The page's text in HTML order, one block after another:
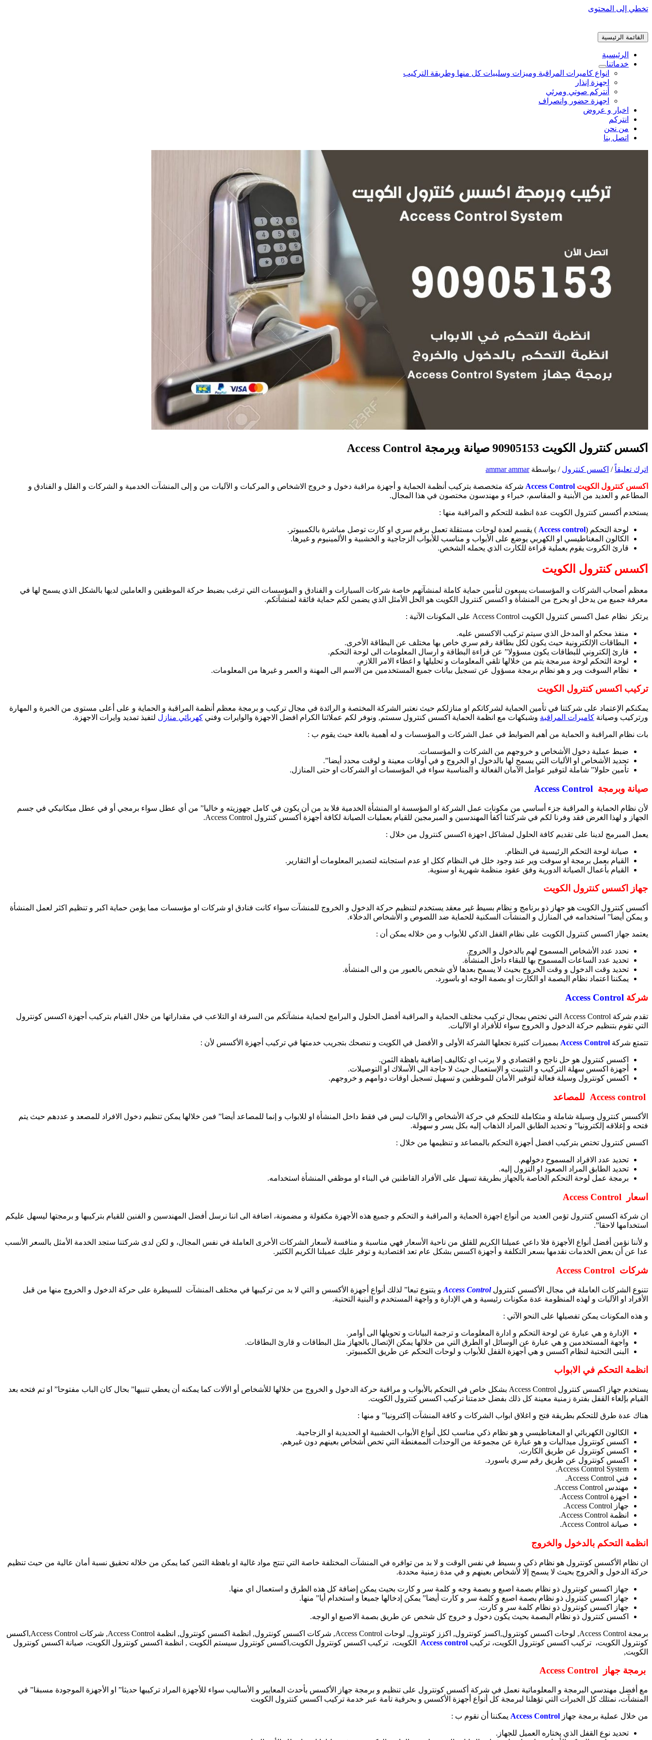
تخطي إلى المحتوى
القائمة الرئيسية
الرئيسية
خدماتنا
انواع كاميرات المراقبة وميزات وسلبيات كل منها وطريقة التركيب
اجهزة إنذار
أنتركم صوتي ومرئي
اجهزة حضور وانصراف
اخبار و عروض
انتركم
من نحن
اتصل بنا
اكسس كنترول الكويت 90905153 صيانة وبرمجة Access Control
اترك تعليقاً / اكسس كنترول / بواسطة ammar ammar
اكسس كنترول الكويت Access Control شركة متخصصة بتركيب أنظمة الحماية و أجهزة مراقبة دخول و خروج الاشخاص و المركبات و الآليات من و إلى المنشآت الخدمية و الشركات و الفلل و الفنادق و
المطاعم و العديد من الأبنية و المقاسم، خبراء و مهندسون مختصون في هذا المجال.
يستخدم أكسس كنترول الكويت عدة انظمة للتحكم و المراقبة منها :
لوحة التحكم (Access control ) يقسم لعدة لوحات مستقلة تعمل برقم سري او كارت توصل مباشرة بالكمبيوتر.
الكالون المغناطيسي او الكهربي يوضع على الأبواب و مناسب للأبواب الزجاجية و الخشبية و الألمينيوم و غيرها.
قارئ الكروت يقوم بعملية قراءة للكارت الذي يحمله الشخص.
اكسس كنترول الكويت
معظم أصحاب الشركات و المؤسسات يسعون لتأمين حماية كاملة لمنشآتهم خاصة شركات السيارات و الفنادق و المؤسسات التي ترغب بضبط حركة الموظفين و العاملين لديها بالشكل الذي يسمح لها في
معرفة جميع من يدخل او يخرج من المنشأة و اكسس كنترول الكويت هو الحل الأمثل الذي يضمن لكم حماية فائقة لمنشآتكم.
يرتكز نظام عمل اكسس كنترول الكويت Access Control على المكونات الآتية :
منفذ محكم او المدخل الذي سيتم تركيب الاكسس عليه.
البطاقات الإلكترونية حيث يكون لكل بطاقة رقم سري خاص بها مختلف عن البطاقة الأخرى.
قارئ إلكتروني للبطاقات يكون مسؤولا” عن قراءة البطاقة و ارسال المعلومات الى لوحة التحكم.
لوحة التحكم لوحة مبرمجة يتم من خلالها تلقي المعلومات و تحليلها و اعطاء الامر اللازم.
نظام السوفت وير و هو نظام برمجة مسؤول عن تسجيل بيانات جميع المستخدمين من الاسم الى المهنة و العمر و غيرها من المعلومات.
تركيب اكسس كنترول الكويت
يمكنكم الإعتماد على شركتنا في تأمين الحماية لشركاتكم او منازلكم حيث نعتبر الشركة المختصة و الرائدة في مجال تركيب و برمجة معظم أنظمة المراقبة و الحماية و على أعلى مستوى من الخبرة و المهارة
ورتركيب وصيانة كاميرات المراقبة وشبكهات مع انظمة الحماية اكسس كنترول سستم, ونوفر لكم عملائنا الكرام افضل الاجهزة والوايرات وفني كهربائي منازل لتفيذ تمديد وايرات الاجهزة.
بات نظام المراقبة و الحماية من أهم الضوابط في عمل الشركات و المؤسسات و له أهمية بالغة حيث يقوم ب :
ضبط عملية دخول الأشخاص و خروجهم من الشركات و المؤسسات.
تحديد الأشخاص او الأليات التي يسمح لها بالدخول او الخروج و في أوقات معينة و لوقت محدد أيضا”.
تأمين حلولا” شاملة لتوفير عوامل الآمان الفعالة و المناسبة سواء في المؤسسات او الشركات او حتى المنازل.
صيانة وبرمجة Access Control
لأن نظام الحماية و المراقبة جزء أساسي من مكونات عمل الشركة او المؤسسة او المنشأة الخدمية فلا بد من أن يكون في كامل جهوزيته و خاليا” من أي عطل سواء برمجي أو في عطل ميكانيكي في جسم
الجهاز و لهذا الغرض فقد وفرنا لكم في شركتنا أكفأ المهندسين و المبرمجين للقيام بعمليات الصيانة لكافة أجهزة أكسس كنترول Access Control.
يعمل المبرمج لدينا على تقديم كافة الحلول لمشاكل اجهزة اكسس كنترول من خلال :
صيانة لوحة التحكم الرئيسية في النظام.
القيام بعمل برمجة او سوفت وير عند وجود خلل في النظام ككل او عدم استجابته لتصدير المعلومات أو التقارير.
القيام بأعمال الصيانة الدورية وفق عقود منظمة شهرية او سنوية.
جهاز اكسس كنترول الكويت
أكسس كنترول الكويت هو جهاز ذو برنامج و نظام بسيط غير معقد يستخدم لتنظيم حركة الدخول و الخروج للمنشآت سواء كانت فنادق او شركات او مؤسسات مما يؤمن حماية اكبر و تنظيم اكثر لعمل المنشأة
و يمكن أيضا” استخدامه في المنازل و المنشآت السكنية للحماية ضد اللصوص و الأشخاص الدخلاء.
يعتمد جهاز اكسس كنترول الكويت على نظام القفل الذكي للأبواب و من خلاله يمكن أن :
نحدد عدد الأشخاص المسموح لهم بالدخول و الخروج.
تحديد عدد الساعات المسموح بها للبقاء داخل المنشأة.
تحديد وقت الدخول و وقت الخروج بحيث لا يسمح بعدها لأي شخص بالعبور من و الى المنشأة.
يمكننا اعتماد نظام البصمة او الكارت او بصمة الوجه او باسورد.
شركة Access Control
تقدم شركة Access Control التي تختص بمجال تركيب مختلف الحماية و المراقبة أفضل الحلول و البرامج لحماية منشآتكم من السرقة او التلاعب في مقداراتها من خلال القيام بتركيب أجهزة اكسس كونترول
التي تقوم بتنظيم حركة الدخول و الخروج سواء للأفراد او الآليات.
تتمتع شركة Access Control بمميزات كثيرة تجعلها الشركة الأولى و الأفضل في الكويت و ننصحك بتجريب خدمتها في تركيب أجهزة الأكسس لأن :
اكسس كنترول هو حل ناجح و اقتصادي و لا يرتب اي تكاليف إضافية باهظة الثمن.
أجهزة اكسس سهلة التركيب و التثبيت و الإستعمال حيث لا حاجة الى الأسلاك او التوصيلات.
اكسس كونترول وسيلة فعالة لتوفير الأمان للموظفين و تسهيل تسجيل اوقات دوامهم و خروجهم.
الأكسس كنترول وسيلة شاملة و متكاملة للتحكم في حركة الأشخاص و الآليات ليس في فقط داخل المنشأة او للابواب و إنما للمصاعد أيضا” فمن خلالها يمكن تنظيم دخول الافراد للمصعد و عددهم حيث يتم
فتحه و إغلاقه إلكترونيا” و تحديد الطابق المراد الذهاب إليه بكل يسر و سهولة.
اكسس كنترول تختص بتركيب افضل أجهزة التحكم بالمصاعد و تنظيمها من خلال :
تحديد عدد الافراد المسموح دخولهم.
تحديد الطابق المراد الصعود او النزول إليه.
برمجة عمل لوحة التحكم الخاصة بالجهاز بطريقة تسهل على الأفراد القاطنين في البناء او موظفي المنشأة استخدامه.
اسعار Access Control
ان شركة اكسس كنترول تؤمن العديد من أنواع اجهزة الحماية و المراقبة و التحكم و جميع هذه الأجهزة مكفولة و مضمونة، اضافة الى اننا نرسل أفضل المهندسين و الفنين للقيام بتركيبها و برمجتها ليسهل عليكم
استخدامها لاحقا”.
و لأننا نؤمن أفضل أنواع الأجهزة فلا داعي عميلنا الكريم للقلق من ناحية الأسعار فهي مناسبة و منافسة لأسعار الشركات الأخرى العاملة في نفس المجال، و لكن لدى شركتنا ستجد الخدمة الأمثل بالسعر الأنسب
عدا عن أن بعض الخدمات نقدمها بسعر التكلفة و أجهزة اكسس بشكل عام تعد اقتصادية و توفر عليك عميلنا الكريم الكثير.
شركات Access Control
تتنوع الشركات العاملة في مجال الأكسس كنترولAccess Control و يتنوع تبعا” لذلك أنواع أجهزة الأكسس و التي لا بد من تركيبها في مختلف المنشآت للسيطرة على حركة الدخول و الخروج منها من قبل
الأفراد او الآليات و لهذه المنظومة عدة مكونات رئيسية و هي الإدارة و واجهة المستخدم و البنية التحتية.
و هذه المكونات يمكن تفصيلها على النحو الآتي :
الإدارة و هي عبارة عن لوحة التحكم و ادارة المعلومات و ترجمة البيانات و تحويلها الى أوامر.
واجهة المستخدمين و هي عبارة عن الوسائل او الطرق التي من خلالها يمكن الإتصال بالجهاز مثل البطاقات و قارئ البطاقات.
البنى التحتية لنظام اكسس و هي أجهزة القفل للأبواب و لوحات التحكم عن طريق الكمبيوتر.
انظمة التحكم في الابواب
يستخدم جهاز اكسس كنترول Access Control بشكل خاص في التحكم بالأبواب و مراقبة حركة الدخول و الخروج من خلالها للأشخاص أو الألات كما يمكنه أن يعطي تنبيها” بحال كان الباب مفتوحا” او تم فتحه بعد
القيام بإلغاء القفل بفترة زمنية معينة كل ذلك بفضل خدمتنا تركيب اكسس كنترول الكويت.
هناك عدة طرق للتحكم بطريقة فتح و اغلاق ابواب الشركات و كافة المنشآت إاكترونيا” و منها :
الكالون الكهربائي او المغناطيسي و هو نظام ذكي مناسب لكل أنواع الأبواب الخشبية او الحديدية او الزجاجية.
اكسس كونترول ميداليات و هو عبارة عن مجموعة من الوحدات الممغنطة التي تخص أشخاص بعينهم دون غيرهم.
اكسس كونترول عن طريق الكارت.
اكسس كونترول عن طريق رقم سري باسورد.
Access Control System.
فني Access Control.
مهندس Access Control.
اجهزة Access Control.
جهاز Access Control.
انظمة Access Control.
صيانة Access Control.
انظمة التحكم بالدخول والخروج
ان نظام الأكسس كونترول هو نظام ذكي و بسيط في نفس الوقت و لا بد من توافره في المنشآت المختلفة خاصة التي تنتج مواد غالية او باهظة الثمن كما يمكن من خلاله تحقيق نسبة أمان عالية من حيث تنظيم
حركة الدخول و الخروج بحيث لا يسمح إلا لأشخاص بعينهم و في مدة زمنية محددة.
جهاز اكسس كونترول ذو نظام بصمة اصبع و بصمة وجه و كلمة سر و كارت بحيث يمكن إضافة كل هذه الطرق و استعمال اي منها.
جهاز اكسس كنترول ذو نظام بصمة اصبع و كلمة سر و كارت أيضا” يمكن إدخالها جميعا و استخدام أيا” منها.
جهاز اكسس كونترول ذو نظام كلمة سر و كارت.
اكسس كنترول ذو نظام البصمة بحيث يكون دخول و خروج كل شخص عن طريق بصمة الاصبع او الوجه.
برمجة Access Control, لوحات اكسس كونترول,اكسز كونترول, اكزز كونترول, لوحات Access Control, شركات اكسس كونترول, انظمة اكسس كونترول, انظمة Access Control, شركات Access Control,اكسس
كونترول الكويت، تركيب اكسس كونترول الكويت، تركيب Access control الكويت، تركيب اكسس كونترول الكويت,اكسس كونترول سيستم الكويت , انظمة اكسس كونترول الكويت، صيانة اكسس كونترول
الكويت,
برمجة جهاز Access Control
مع أفضل مهندسي البرمجة و المعلوماتية نعمل في شركة أكسس كونترول على تنظيم و برمجة جهاز الأكسس بأحدث المعايير و الأساليب سواء للأجهزة المراد تركيبها حديثا” او الأجهزة الموجودة مسبقا” في
المنشآت، نمتلك كل الخبرات التي تؤهلنا لبرمجة كل أنواع أجهزة الأكسس و بحرفية تامة عبر خدمة تركيب اكسس كنترول الكويت
من خلال عملية برمجة جهاز Access Control يمكننا أن نقوم ب :
تحديد نوع القفل الذي يختاره العميل للجهاز.